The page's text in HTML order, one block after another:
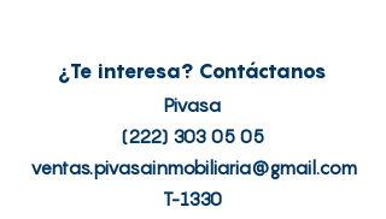
¿Te interesa? Contáctanos
Pivasa
(222) 303 05 05
ventas.pivasainmobiliaria@gmail.com
T-1330